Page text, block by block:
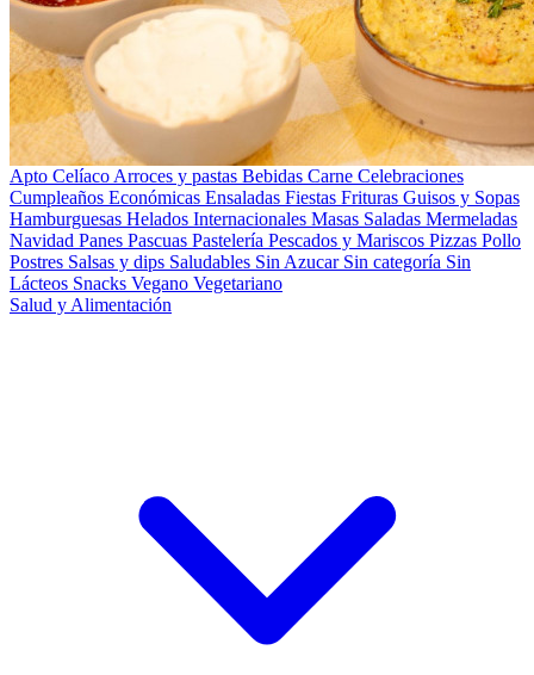
Apto Celíaco Arroces y pastas Bebidas Carne Celebraciones
Cumpleaños Económicas Ensaladas Fiestas Frituras Guisos y Sopas
Hamburguesas Helados Internacionales Masas Saladas Mermeladas
Navidad Panes Pascuas Pastelería Pescados y Mariscos Pizzas Pollo
Postres Salsas y dips Saludables Sin Azucar Sin categoría Sin
Lácteos Snacks Vegano Vegetariano
Salud y Alimentación